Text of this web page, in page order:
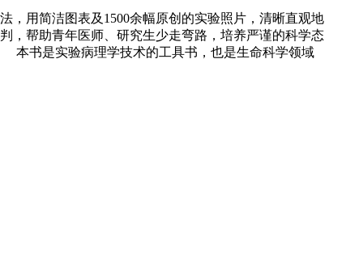
用简洁图表及1500余幅原创的实验照片，清晰直观地
，帮助青年医师、研究生少走弯路，培养严谨的科学态
书是实验病理学技术的工具书，也是生命科学领域